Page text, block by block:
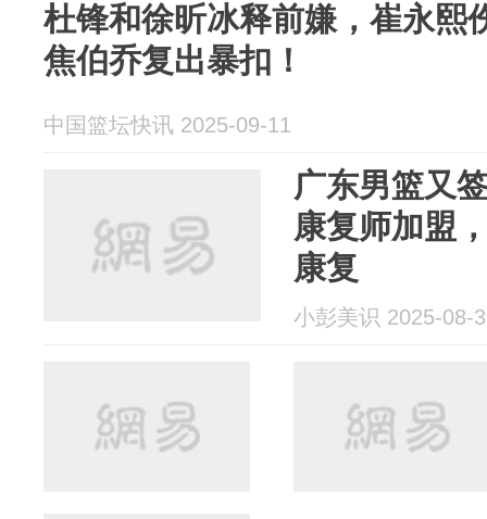
杜锋和徐昕冰释前嫌，崔永熙
焦伯乔复出暴扣！
中国篮坛快讯 2025-09-11
广东男篮又
康复师加盟
康复
小彭美识 2025-08-